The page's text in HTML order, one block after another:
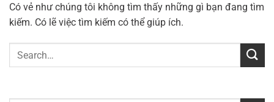
Có vẻ như chúng tôi không tìm thấy những gì bạn đang tìm
kiếm. Có lẽ việc tìm kiếm có thể giúp ích.